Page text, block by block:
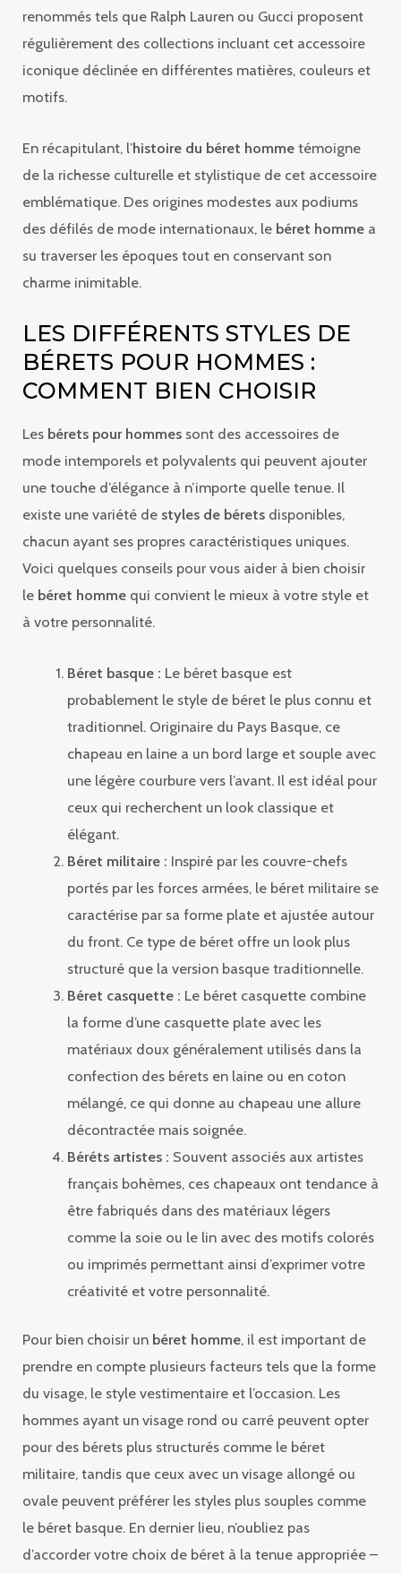
renommés tels que Ralph Lauren ou Gucci proposent
régulièrement des collections incluant cet accessoire
iconique déclinée en différentes matières, couleurs et
motifs.
En récapitulant, l’histoire du béret homme témoigne
de la richesse culturelle et stylistique de cet accessoire
emblématique. Des origines modestes aux podiums
des défilés de mode internationaux, le béret homme a
su traverser les époques tout en conservant son
charme inimitable.
LES DIFFÉRENTS STYLES DE
BÉRETS POUR HOMMES :
COMMENT BIEN CHOISIR
Les bérets pour hommes sont des accessoires de
mode intemporels et polyvalents qui peuvent ajouter
une touche d’élégance à n’importe quelle tenue. Il
existe une variété de styles de bérets disponibles,
chacun ayant ses propres caractéristiques uniques.
Voici quelques conseils pour vous aider à bien choisir
le béret homme qui convient le mieux à votre style et
à votre personnalité.
Béret basque : Le béret basque est
probablement le style de béret le plus connu et
traditionnel. Originaire du Pays Basque, ce
chapeau en laine a un bord large et souple avec
une légère courbure vers l’avant. Il est idéal pour
ceux qui recherchent un look classique et
élégant.
Béret militaire : Inspiré par les couvre-chefs
portés par les forces armées, le béret militaire se
caractérise par sa forme plate et ajustée autour
du front. Ce type de béret offre un look plus
structuré que la version basque traditionnelle.
Béret casquette : Le béret casquette combine
la forme d’une casquette plate avec les
matériaux doux généralement utilisés dans la
confection des bérets en laine ou en coton
mélangé, ce qui donne au chapeau une allure
décontractée mais soignée.
Béréts artistes : Souvent associés aux artistes
français bohèmes, ces chapeaux ont tendance à
être fabriqués dans des matériaux légers
comme la soie ou le lin avec des motifs colorés
ou imprimés permettant ainsi d’exprimer votre
créativité et votre personnalité.
Pour bien choisir un béret homme, il est important de
prendre en compte plusieurs facteurs tels que la forme
du visage, le style vestimentaire et l’occasion. Les
hommes ayant un visage rond ou carré peuvent opter
pour des bérets plus structurés comme le béret
militaire, tandis que ceux avec un visage allongé ou
ovale peuvent préférer les styles plus souples comme
le béret basque. En dernier lieu, n’oubliez pas
d’accorder votre choix de béret à la tenue appropriée –